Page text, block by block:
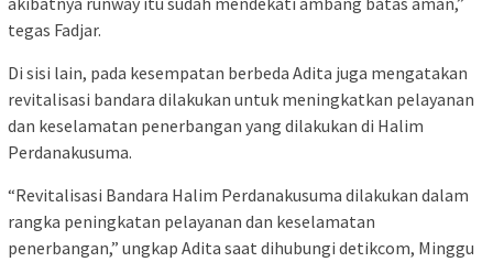
tegas Fadjar.
Di sisi lain, pada kesempatan berbeda Adita juga mengatakan
revitalisasi bandara dilakukan untuk meningkatkan pelayanan
dan keselamatan penerbangan yang dilakukan di Halim
Perdanakusuma.
“Revitalisasi Bandara Halim Perdanakusuma dilakukan dalam
rangka peningkatan pelayanan dan keselamatan
penerbangan,” ungkap Adita saat dihubungi detikcom, Minggu